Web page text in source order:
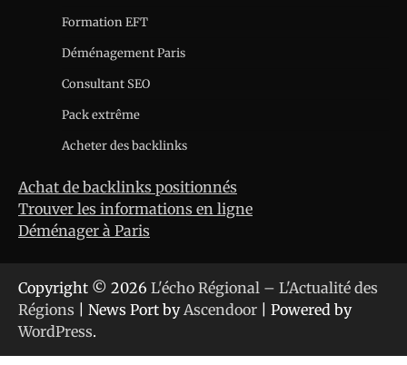
Formation EFT
Déménagement Paris
Consultant SEO
Pack extrême
Acheter des backlinks
Achat de backlinks positionnés
Trouver les informations en ligne
Déménager à Paris
Copyright © 2026 L'écho Régional – L'Actualité des
Régions | News Port by Ascendoor | Powered by
WordPress.